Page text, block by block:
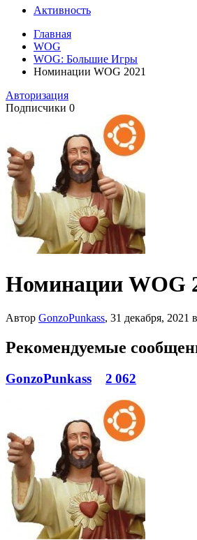
Активность
Главная
WOG
WOG: Большие Игры
Номинации WOG 2021
Авторизация
Подписчики 0
Номинации WOG
Автор GonzoPunkass, 31 декабря, 2021 в
Рекомендуемые
GonzoPunkass 2 062